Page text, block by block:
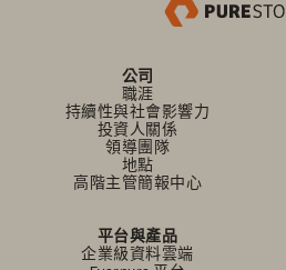
公司
職涯
持續性與社會影響力
投資人關係
領導團隊
地點
高階主管簡報中心
平台與產品
企業級資料雲端